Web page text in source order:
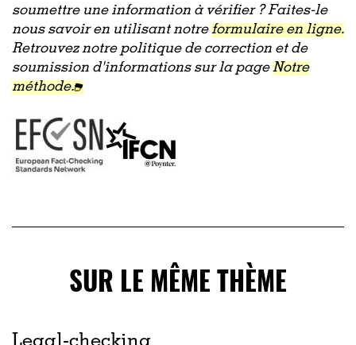
soumettre une information à vérifier ? Faites-le
nous savoir en utilisant notreformulaire en ligne.
Retrouvez notre politique de correction et de
soumission d'informations sur la pageNotre
méthode.
SUR LE MÊME THÈME